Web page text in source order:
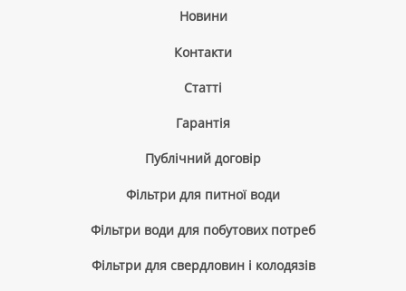
Новини
Контакти
Cтатті
Гарантія
Публічний договір
Фільтри для питної води
Фільтри води для побутових потреб
Фільтри для свердловин і колодязів